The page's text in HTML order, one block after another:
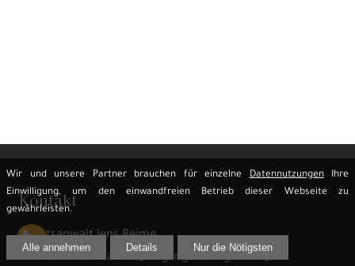
Kontakt
Rechtsanwalt Jens Reime
Innere Lauenstraße 2 (Eingang Heringstraße)
Wir und unsere Partner brauchen für einzelneDatennutzungenIhre
Einwilligung, um den einwandfreien Betrieb dieser Webseite zu
gewährleisten.
Alle annehmen Details Nur die Nötigsten